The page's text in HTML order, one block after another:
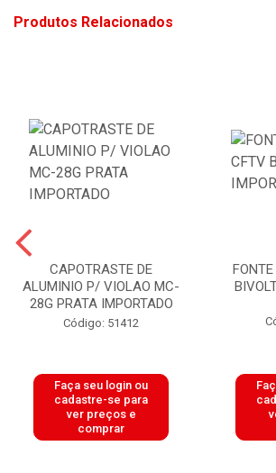
Produtos Relacionados
CAPOTRASTE DE
ALUMINIO P/ VIOLAO MC-
28G PRATA IMPORTADO
Código: 51412
Faça seu login ou
cadastre-se para
ver preços e
comprar